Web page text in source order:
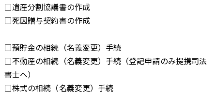
□遺産分割協議書の作成
□死因贈与契約書の作成
□預貯金の相続（名義変更）手続
□不動産の相続（名義変更）手続（登記申請のみ提携司法
書士へ）
□株式の相続（名義変更）手続